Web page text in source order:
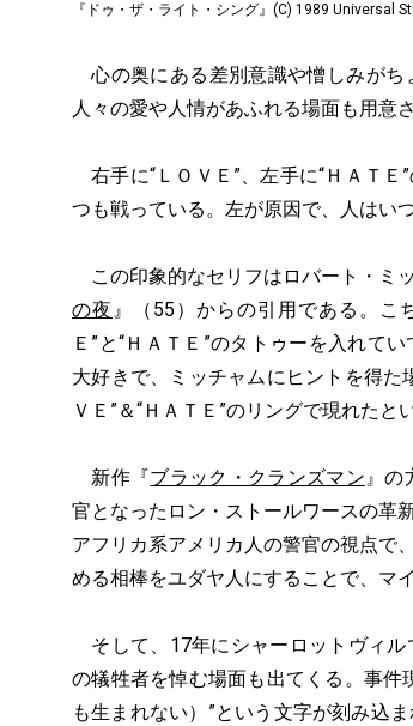
『ドゥ・ザ・ライト・シング』(C) 1989 Universal
心の奥にある差別意識や憎しみがち
人々の愛や人情があふれる場面も用意さ
右手に“ＬＯＶＥ”、左手に“ＨＡＴ
つも戦っている。左が原因で、人はい
この印象的なセリフはロバート・ミ
の夜 』（55）からの引用である。こ
Ｅ”と“ＨＡＴＥ”のタトゥーを入れて
大好きで、ミッチャムにヒントを得た
ＶＥ”＆“ＨＡＴＥ”のリングで現れたと
新作『ブラック・クランズマン』の
官となったロン・ストールワースの革
アフリカ系アメリカ人の警官の視点で
める相棒をユダヤ人にすることで、マ
そして、17年にシャーロットヴィル
の犠牲者を悼む場面も出てくる。事件
も生まれない）”という文字が刻み込